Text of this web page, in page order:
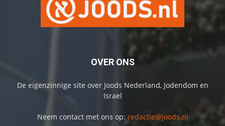
OVER ONS
De eigenzinnige site over Joods Nederland, Jodendom en
Israel
Neem contact met ons op: redactie@joods.nl